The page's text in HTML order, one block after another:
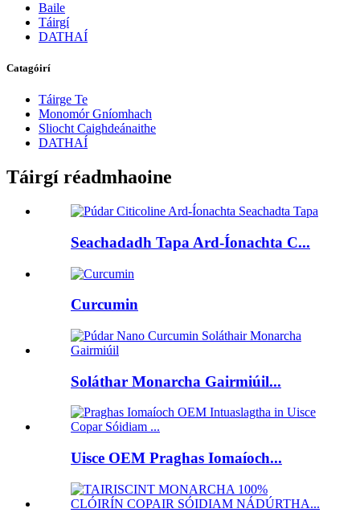
Baile
Táirgí
DATHAÍ
Catagóirí
Táirge Te
Monomór Gníomhach
Sliocht Caighdeánaithe
DATHAÍ
Táirgí réadmhaoine
Seachadadh Tapa Ard-Íonachta C...
Curcumin
Soláthar Monarcha Gairmiúil...
Uisce OEM Praghas Iomaíoch...